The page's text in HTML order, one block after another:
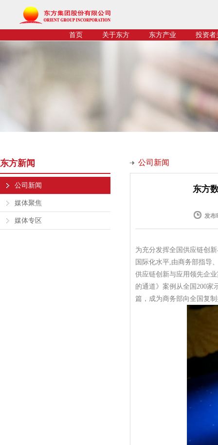
首页 关于东方 东方产业 投资者
东方新闻
公司新闻
媒体聚焦
媒体专区
公司新闻
东方
发布
为充分发挥全国供应链创
国际化水平,由商务部指导
供应链创新与应用领先企
的通道》案例从全国200家
篇，成为商务部向全国复